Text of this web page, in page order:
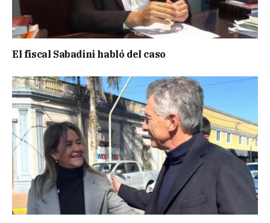
El fiscal Sabadini habló del caso